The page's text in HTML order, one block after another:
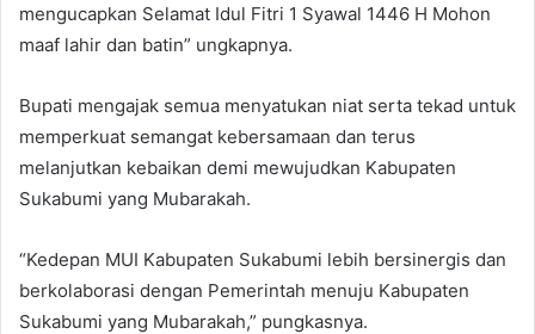
mengucapkan Selamat Idul Fitri 1 Syawal 1446 H Mohon
maaf lahir dan batin” ungkapnya.
Bupati mengajak semua menyatukan niat serta tekad untuk
memperkuat semangat kebersamaan dan terus
melanjutkan kebaikan demi mewujudkan Kabupaten
Sukabumi yang Mubarakah.
“Kedepan MUI Kabupaten Sukabumi lebih bersinergis dan
berkolaborasi dengan Pemerintah menuju Kabupaten
Sukabumi yang Mubarakah,” pungkasnya.